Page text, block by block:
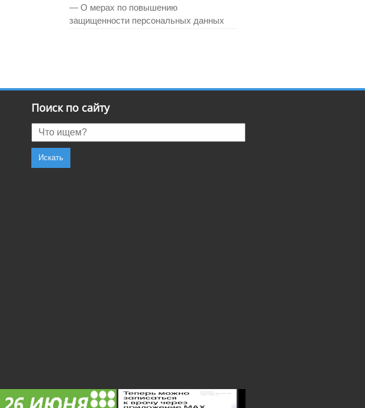
— О мерах по повышению
защищенности персональных данных
Поиск по сайту